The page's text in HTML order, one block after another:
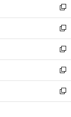
く
で
開
く
い
ウ
ィ
ン
ド
ウ
で
開
く
新
し
い
ウ
ィ
ン
ド
ウ
で
開
新
し
い
ウ
ィ
ン
ド
ウ
新
し
い
ウ
ィ
ン
新
し
い
ウ
新
し